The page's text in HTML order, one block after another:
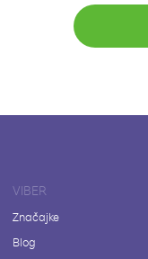
VIBER
Značajke
Blog